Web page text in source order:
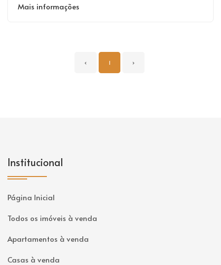
Mais informações
‹ 1 ›
Institucional
Página Inicial
Todos os imóveis à venda
Apartamentos à venda
Casas à venda